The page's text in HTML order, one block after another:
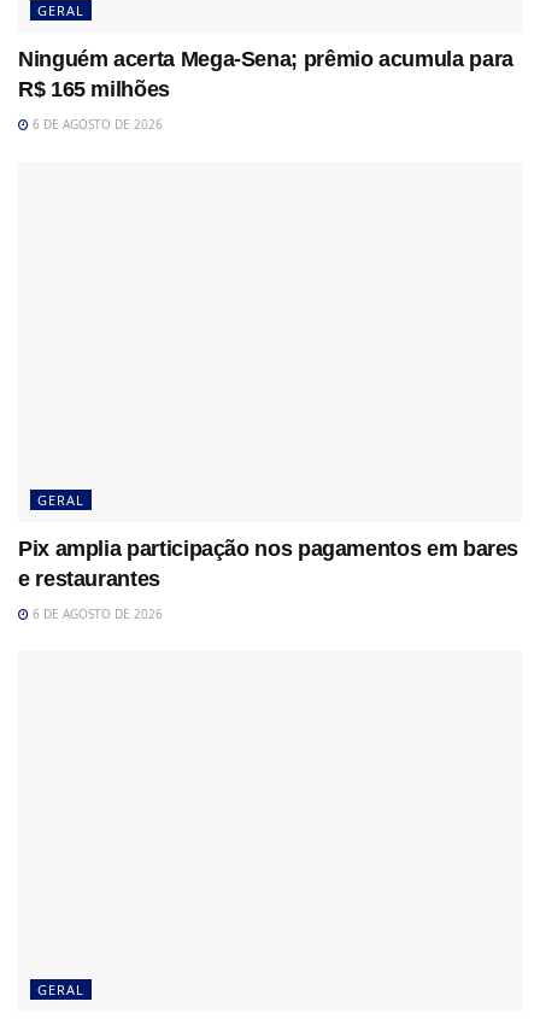
GERAL
Ninguém acerta Mega-Sena; prêmio acumula para
R$ 165 milhões
6 DE AGOSTO DE 2026
GERAL
Pix amplia participação nos pagamentos em bares
e restaurantes
6 DE AGOSTO DE 2026
GERAL